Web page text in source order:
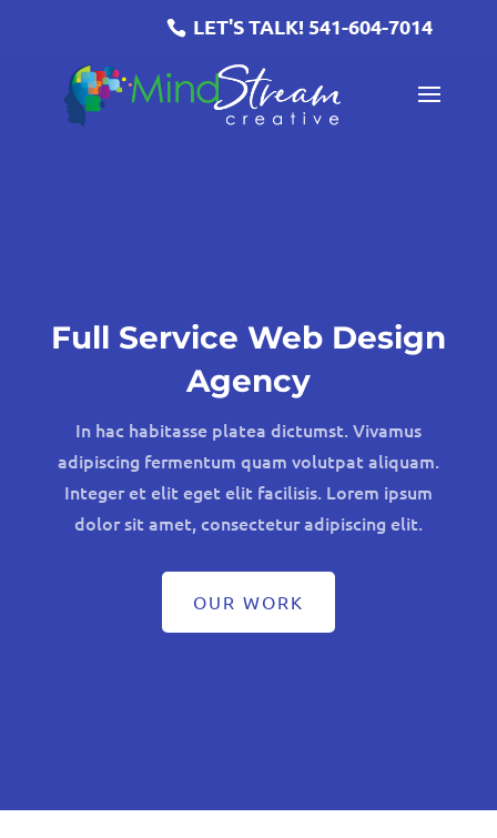
LET'S TALK! 541-604-7014
Full Service Web Design
Agency
In hac habitasse platea dictumst. Vivamus
adipiscing fermentum quam volutpat aliquam.
Integer et elit eget elit facilisis. Lorem ipsum
dolor sit amet, consectetur adipiscing elit.
OUR WORK